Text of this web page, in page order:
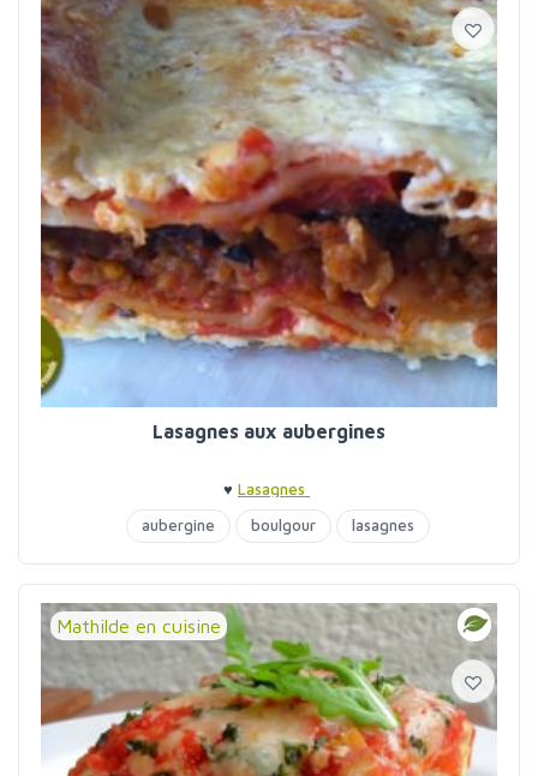
Lasagnes aux aubergines
♥ Lasagnes
aubergine
boulgour lasagnes
Mathilde en cuisine